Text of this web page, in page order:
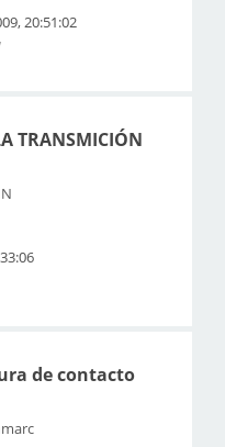
20:51:02
TRANSMICIÓN
de contacto